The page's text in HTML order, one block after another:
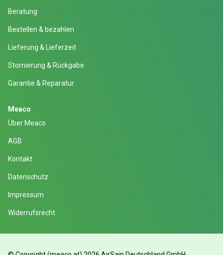
Beratung
Bestellen & bezahlen
Lieferung & Lieferzeit
Stornierung & Rückgabe
Garantie & Reparatur
Meaco
Über Meaco
AGB
Kontakt
Datenschutz
Impressum
Widerrufsrecht